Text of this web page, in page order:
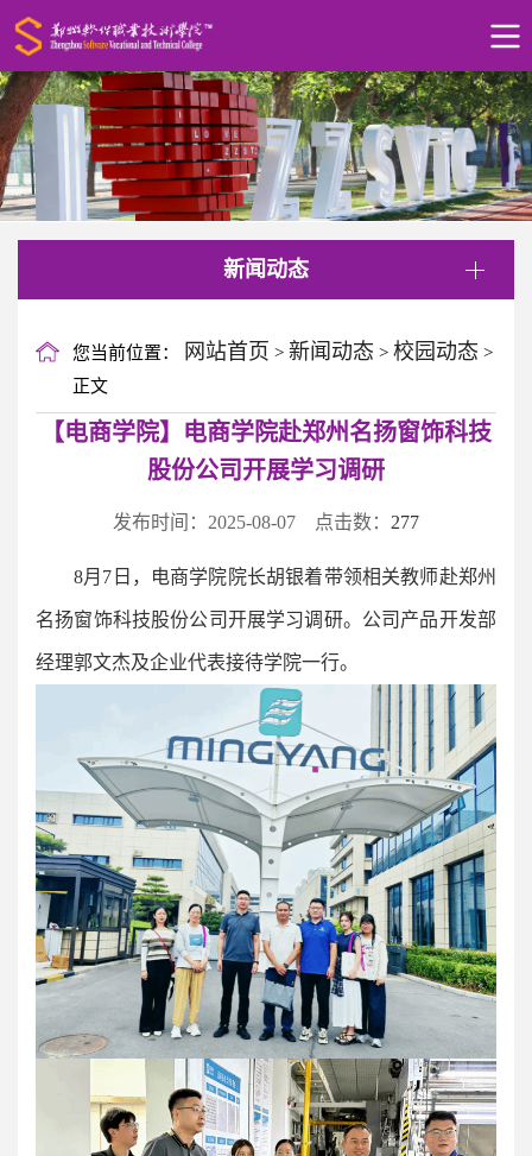
新闻动态
您当前位置： 网站首页 > 新闻动态 > 校园动态 >
正文
【电商学院】电商学院赴郑州名扬窗饰科技
股份公司开展学习调研
发布时间：2025-08-07 点击数： 277
8月7日，电商学院院长胡银着带领相关教师赴郑州
名扬窗饰科技股份公司开展学习调研。公司产品开发部
经理郭文杰及企业代表接待学院一行。